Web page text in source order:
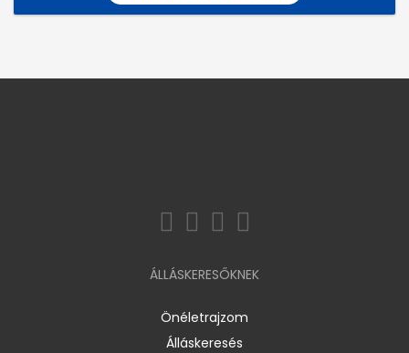
ÁLLÁSKERESŐKNEK
Önéletrajzom
Álláskeresés